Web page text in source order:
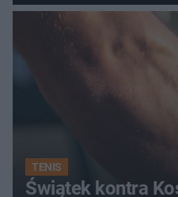
TENIS
Świątek kontra